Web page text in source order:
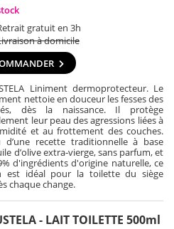
gratuit en 3h
à domicile
Liniment dermoprotecteur. Le
nettoie en douceur les fesses des
dès la naissance. Il protège
leur peau des agressions liées à
et au frottement des couches.
d’une recette traditionnelle à base
d’olive extra-vierge, sans parfum, et
d'ingrédients d'origine naturelle, ce
est idéal pour la toilette du siège
chaque change.
- LAIT TOILETTE 500ml